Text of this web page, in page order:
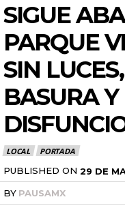
SIGUE
PARQUE
SIN
BASURA
LOCAL PORTADA
PUBLISHED ON 29 DE
BY PAUSAMX